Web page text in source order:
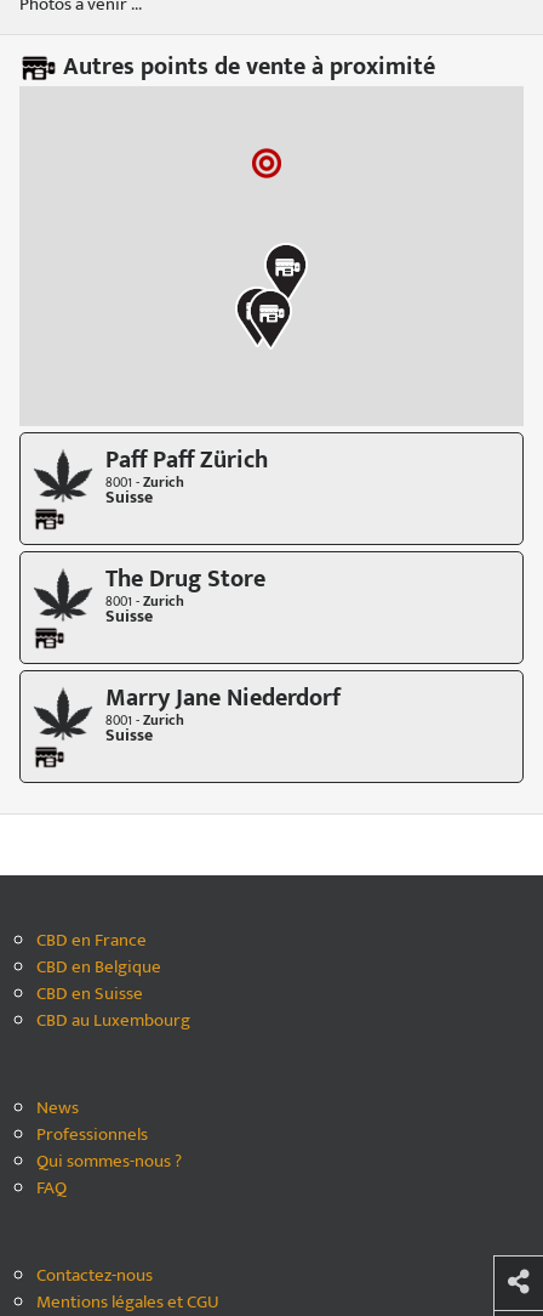
Autres points de vente à proximité
Paff Paff Zürich
8001 -Zurich
Suisse
The Drug Store
8001 -Zurich
Suisse
Marry Jane Niederdorf
8001 -Zurich
Suisse
CBD en France
CBD en Belgique
CBD en Suisse
CBD au Luxembourg
News
Professionnels
Qui sommes-nous ?
FAQ
Contactez-nous
Mentions légales et CGU